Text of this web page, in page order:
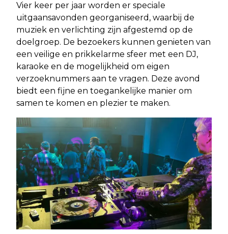
Vier keer per jaar worden er speciale
uitgaansavonden georganiseerd, waarbij de
muziek en verlichting zijn afgestemd op de
doelgroep. De bezoekers kunnen genieten van
een veilige en prikkelarme sfeer met een DJ,
karaoke en de mogelijkheid om eigen
verzoeknummers aan te vragen. Deze avond
biedt een fijne en toegankelijke manier om
samen te komen en plezier te maken.